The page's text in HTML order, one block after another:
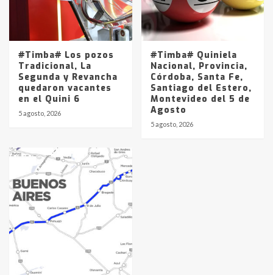
#Timba# Los pozos
Tradicional, La
Segunda y Revancha
quedaron vacantes
en el Quini 6
5 agosto, 2026
#Timba# Quiniela
Nacional, Provincia,
Córdoba, Santa Fe,
Santiago del Estero,
Montevideo del 5 de
Agosto
5 agosto, 2026